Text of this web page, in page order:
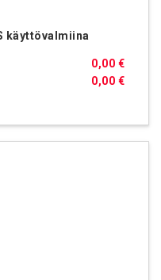
käyttövalmiina
0,00 €
0,00 €